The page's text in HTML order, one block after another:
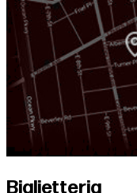
Biglietteria